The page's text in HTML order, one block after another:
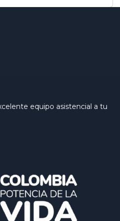
equipo asistencial a tu